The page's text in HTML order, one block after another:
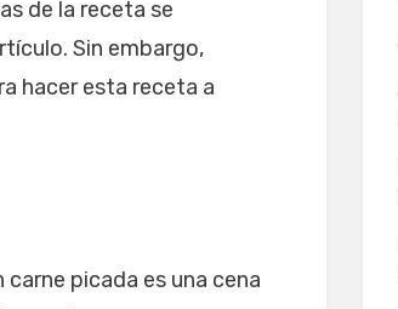
de la receta se
Sin embargo,
hacer esta receta a
picada es una cena